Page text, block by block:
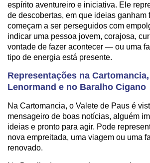
espírito aventureiro e iniciativa. Ele
de descobertas, em que ideias ganham
começam a ser perseguidos com
indicar uma pessoa jovem, corajosa,
vontade de fazer acontecer — ou uma
tipo de energia está presente.
Representações na
Lenormand e no Baralho Cigano
Na Cartomancia, o Valete de Paus é
mensageiro de boas notícias, alguém
ideias e pronto para agir. Pode
nova empreitada, uma viagem ou uma
renovado.